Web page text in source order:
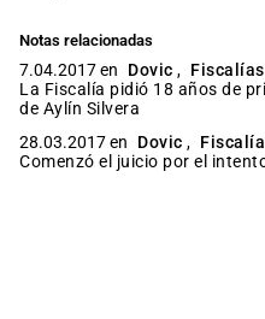
Notas relacionadas
7.04.2017 en Dovic , Fiscalías
La Fiscalía pidió 18 años de
de Aylín Silvera
28.03.2017 en
Dovic ,
Comenzó el juicio por el